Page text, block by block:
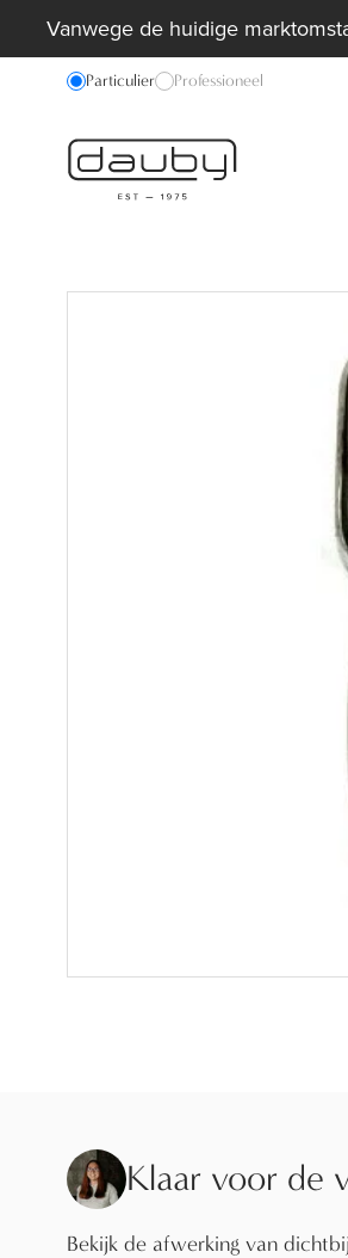
Vanwege de huidige
Particulier Professioneel
Klaar voor de
Bekijk de afwerking van